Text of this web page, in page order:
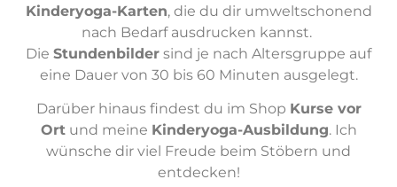
Kinderyoga-Karten, die du dir umweltschonend
nach Bedarf ausdrucken kannst.
Die Stundenbilder sind je nach Altersgruppe auf
eine Dauer von 30 bis 60 Minuten ausgelegt.
Darüber hinaus findest du im Shop Kurse vor
Ortund meine Kinderyoga-Ausbildung. Ich
wünsche dir viel Freude beim Stöbern und
entdecken!